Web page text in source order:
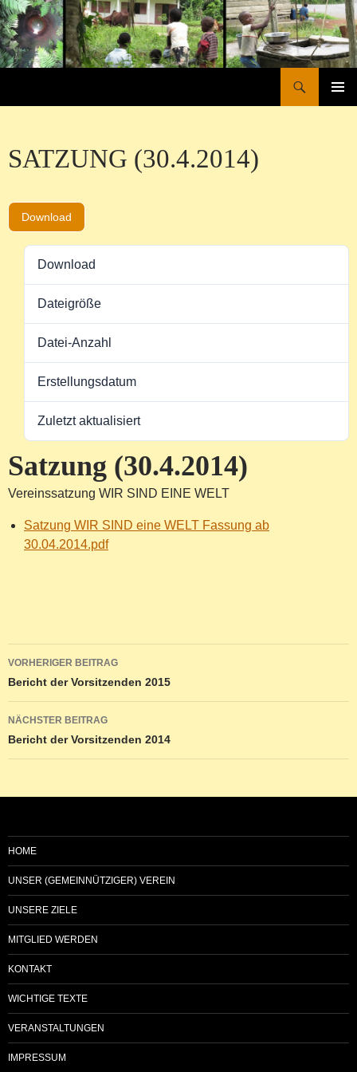
Zum
Inhalt
springen
SATZUNG (30.4.2014)
Download
Download
Dateigröße
Datei-Anzahl
Erstellungsdatum
Zuletzt aktualisiert
Satzung (30.4.2014)
Vereinssatzung WIR SIND EINE WELT
Satzung WIR SIND eine WELT Fassung ab
30.04.2014.pdf
Beitragsnavigation
VORHERIGER BEITRAG
Bericht der Vorsitzenden 2015
NÄCHSTER BEITRAG
Bericht der Vorsitzenden 2014
HOME
UNSER (GEMEINNÜTZIGER) VEREIN
UNSERE ZIELE
MITGLIED WERDEN
KONTAKT
WICHTIGE TEXTE
VERANSTALTUNGEN
IMPRESSUM